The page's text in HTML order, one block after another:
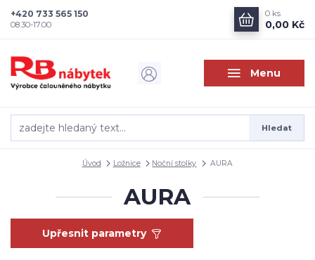
Menu
Hledat
+420 733 565 150
08.30-17.00
0 ks
0,00 Kč
Úvod Ložnice Noční stolky AURA
AURA
Upřesnit parametry